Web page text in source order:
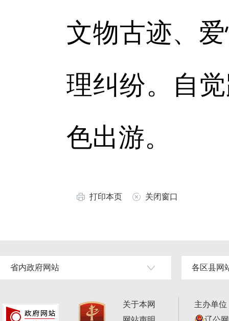
文物古迹、
理纠纷。自
色出游。
打印本页 关闭窗口
省内政府网站 各区县网
关于本网
主办单